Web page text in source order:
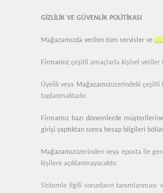
GİZLİLİK VE GÜVENLİK POLİTİKASI
Mağazamızda verilen tüm servisler ve
Firmamız,çeşitli amaçlarla kişisel veriler
Üyelik veya Mağazamızüzerindeki çeşitli
toplanmaktadır.
Firmamız bazı dönemlerde
girişi yaptıktan sonra hesap bilgileri
Mağazamızüzerinden veya eposta ile
kişilere açıklanmayacaktır.
Sistemle ilgili sorunların tanımlanması